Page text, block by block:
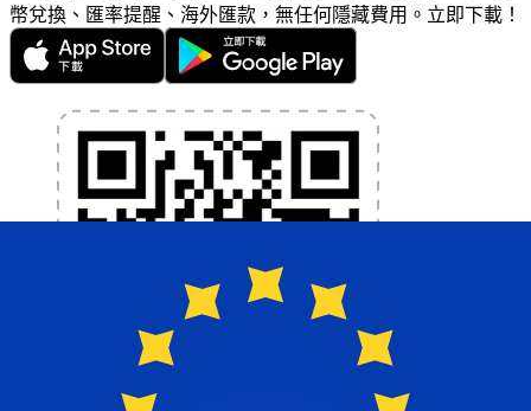
幣兌換、匯率提醒、海外匯款，無任何隱藏費用。立即下載！